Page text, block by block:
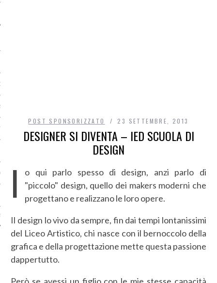
DI ACCESSO AI DATI
POST SPONSORIZZATO 23 SETTEMBRE, 2013
DESIGNER SI DIVENTA – IED SCUOLA DI
DESIGN
I
o qui parlo spesso di design, anzi parlo di
"piccolo" design, quello dei makers moderni che
progettano e realizzano le loro opere.
Il design lo vivo da sempre, fin dai tempi lontanissimi
del Liceo Artistico, chi nasce con il bernoccolo della
grafica e della progettazione mette questa passione
dappertutto.